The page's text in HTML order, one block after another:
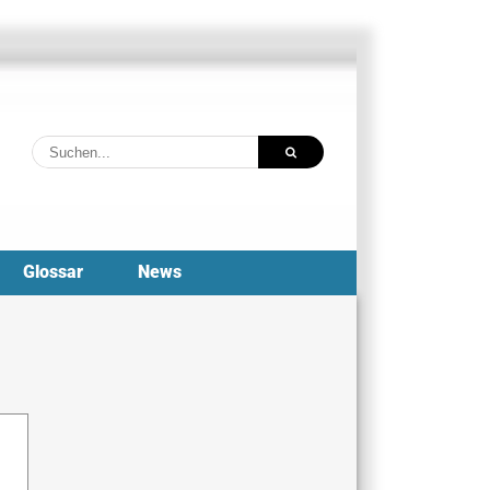
Suche
nach:
Glossar News